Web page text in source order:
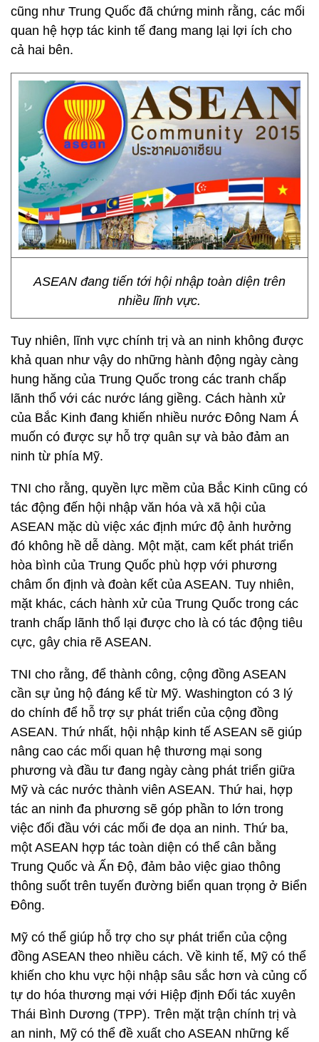
cũng như Trung Quốc đã chứng minh rằng, các mối
quan hệ hợp tác kinh tế đang mang lại lợi ích cho
cả hai bên.
ASEAN đang tiến tới hội nhập toàn diện trên
nhiều lĩnh vực.
Tuy nhiên, lĩnh vực chính trị và an ninh không được
khả quan như vậy do những hành động ngày càng
hung hăng của Trung Quốc trong các tranh chấp
lãnh thổ với các nước láng giềng. Cách hành xử
của Bắc Kinh đang khiến nhiều nước Đông Nam Á
muốn có được sự hỗ trợ quân sự và bảo đảm an
ninh từ phía Mỹ.
TNI cho rằng, quyền lực mềm của Bắc Kinh cũng có
tác động đến hội nhập văn hóa và xã hội của
ASEAN mặc dù việc xác định mức độ ảnh hưởng
đó không hề dễ dàng. Một mặt, cam kết phát triển
hòa bình của Trung Quốc phù hợp với phương
châm ổn định và đoàn kết của ASEAN. Tuy nhiên,
mặt khác, cách hành xử của Trung Quốc trong các
tranh chấp lãnh thổ lại được cho là có tác động tiêu
cực, gây chia rẽ ASEAN.
TNI cho rằng, để thành công, cộng đồng ASEAN
cần sự ủng hộ đáng kể từ Mỹ. Washington có 3 lý
do chính để hỗ trợ sự phát triển của cộng đồng
ASEAN. Thứ nhất, hội nhập kinh tế ASEAN sẽ giúp
nâng cao các mối quan hệ thương mại song
phương và đầu tư đang ngày càng phát triển giữa
Mỹ và các nước thành viên ASEAN. Thứ hai, hợp
tác an ninh đa phương sẽ góp phần to lớn trong
việc đối đầu với các mối đe dọa an ninh. Thứ ba,
một ASEAN hợp tác toàn diện có thể cân bằng
Trung Quốc và Ấn Độ, đảm bảo việc giao thông
thông suốt trên tuyến đường biển quan trọng ở Biển
Đông.
Mỹ có thể giúp hỗ trợ cho sự phát triển của cộng
đồng ASEAN theo nhiều cách. Về kinh tế, Mỹ có thể
khiến cho khu vực hội nhập sâu sắc hơn và củng cố
tự do hóa thương mại với Hiệp định Đối tác xuyên
Thái Bình Dương (TPP). Trên mặt trận chính trị và
an ninh, Mỹ có thể đề xuất cho ASEAN những kế